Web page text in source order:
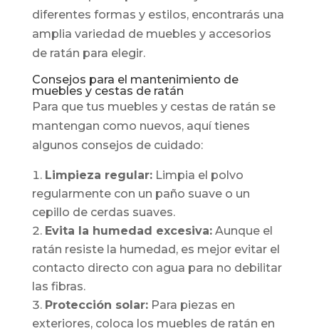
diferentes formas y estilos, encontrarás una
amplia variedad de muebles y accesorios
de ratán para elegir.
Consejos para el mantenimiento de
muebles y cestas de ratán
Para que tus muebles y cestas de ratán se
mantengan como nuevos, aquí tienes
algunos consejos de cuidado:
Limpieza regular:Limpia el polvo
regularmente con un paño suave o un
cepillo de cerdas suaves.
Evita la humedad excesiva:Aunque el
ratán resiste la humedad, es mejor evitar el
contacto directo con agua para no debilitar
las fibras.
Protección solar:Para piezas en
exteriores, coloca los muebles de ratán en